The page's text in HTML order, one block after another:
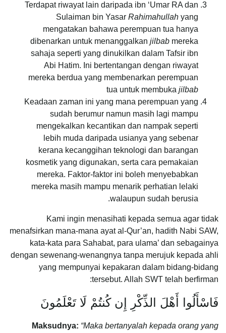
Terdapat riwayat lain daripada ibn ‘Umar RA dan
Sulaiman bin Yasar Rahimahullah yang
mengatakan bahawa perempuan tua hanya
dibenarkan untuk menanggalkan jilbab mereka
sahaja seperti yang dinukilkan dalam Tafsir ibn
Abi Hatim. Ini bertentangan dengan riwayat
mereka berdua yang membenarkan perempuan
tua untuk membuka jilbab
Keadaan zaman ini yang mana perempuan yang
sudah berumur namun masih lagi mampu
mengekalkan kecantikan dan nampak seperti
lebih muda daripada usianya yang sebenar
kerana kecanggihan teknologi dan barangan
kosmetik yang digunakan, serta cara pemakaian
mereka. Faktor-faktor ini boleh menyebabkan
mereka masih mampu menarik perhatian lelaki
walaupun sudah berusia.
Kami ingin menasihati kepada semua agar tidak
menafsirkan mana-mana ayat al-Qur’an, hadith Nabi SAW,
kata-kata para Sahabat, para ulama’ dan sebagainya
dengan sewenang-wenangnya tanpa merujuk kepada ahli
yang mempunyai kepakaran dalam bidang-bidang
tersebut. Allah SWT telah berfirman:
فَاسْأَلُوا أَهْلَ الذِّكْرِ إِن كُنتُمْ لَا تَعْلَمُونَ
Maksudnya: “Maka bertanyalah kepada orang yang